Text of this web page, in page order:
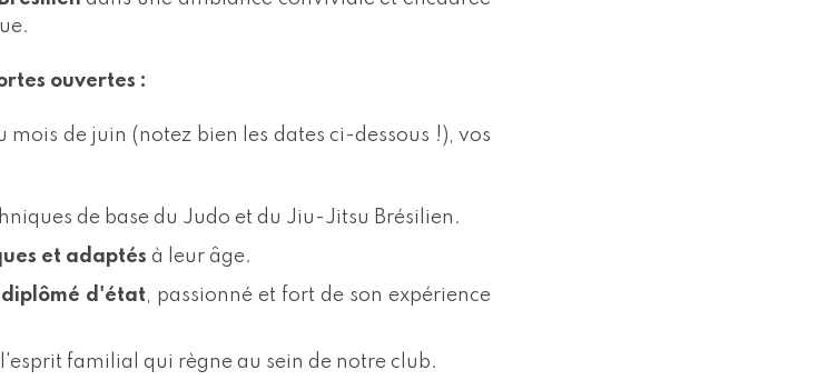
ouvertes :
mois de juin (notez bien les dates ci-dessous !), vos
de base du Judo et du Jiu-Jitsu Brésilien.
et adaptés à leur âge.
d'état, passionné et fort de son expérience
familial qui règne au sein de notre club.